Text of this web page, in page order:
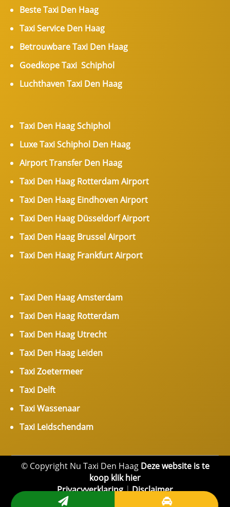
Beste Taxi Den Haag
Taxi Service Den Haag
Betrouwbare Taxi Den Haag
Goedkope Taxi Schiphol
Luchthaven Taxi Den Haag
Taxi Den Haag Schiphol
Luxe Taxi Schiphol Den Haag
Airport Transfer Den Haag
Taxi Den Haag Rotterdam Airport
Taxi Den Haag Eindhoven Airport
Taxi Den Haag Düsseldorf Airport
Taxi Den Haag Brussel Airport
Taxi Den Haag Frankfurt Airport
Taxi Den Haag Amsterdam
Taxi Den Haag Rotterdam
Taxi Den Haag Utrecht
Taxi Den Haag Leiden
Taxi Zoetermeer
Taxi Delft
Taxi Wassenaar
Taxi Leidschendam
© Copyright Nu Taxi Den Haag Deze website is te
koop klik hier
Privacyverklaring|Disclaimer
 